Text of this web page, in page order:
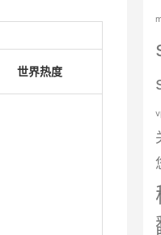
世界热度